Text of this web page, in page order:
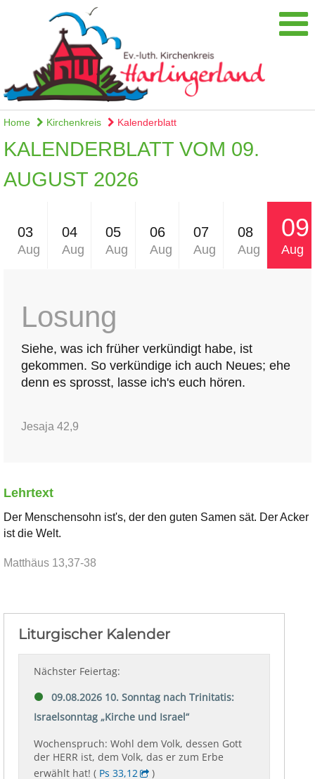
Home Kirchenkreis Kalenderblatt
KALENDERBLATT VOM 09.
AUGUST 2026
03
Aug
04
Aug
05
Aug
06
Aug
07
Aug
08
Aug
09
Aug
Losung
Siehe, was ich früher verkündigt habe, ist
gekommen. So verkündige ich auch Neues; ehe
denn es sprosst, lasse ich's euch hören.
Jesaja 42,9
Lehrtext
Der Menschensohn ist's, der den guten Samen sät. Der Acker
ist die Welt.
Matthäus 13,37-38